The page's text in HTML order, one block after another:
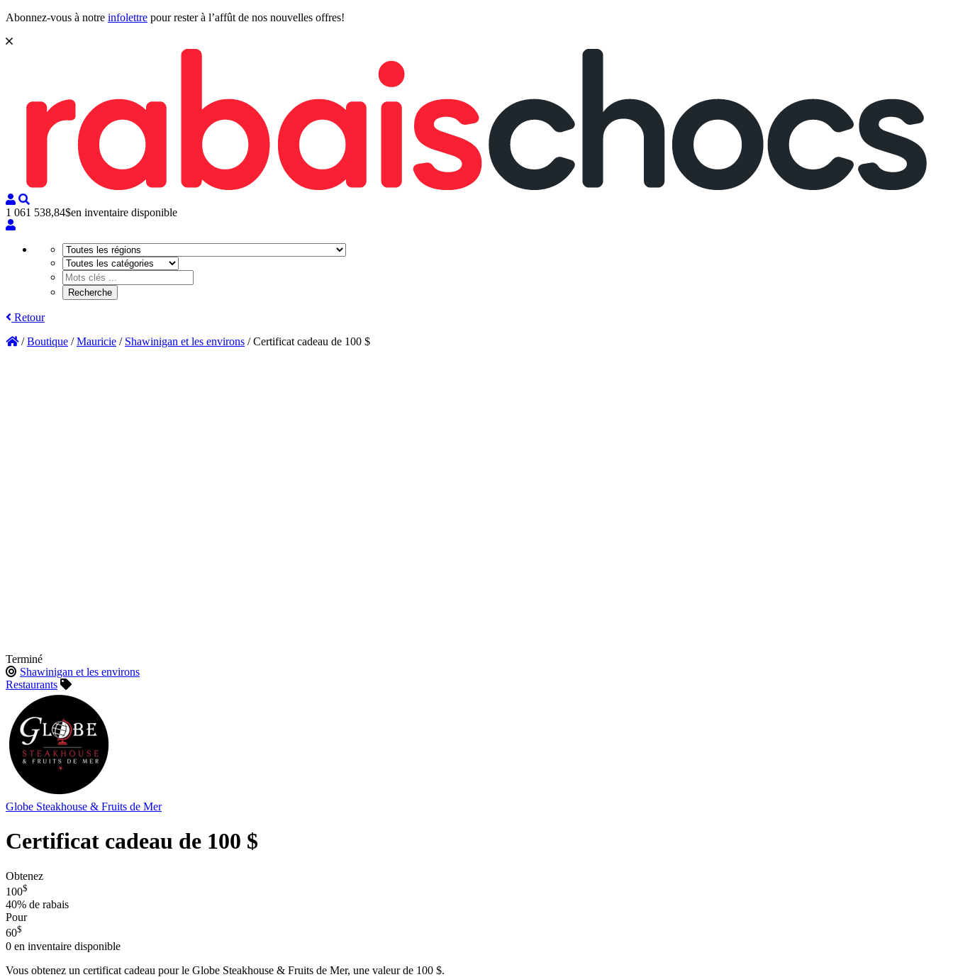
Abonnez-vous à notre infolettre pour rester à l’affût de nos nouvelles offres!
1 061 538,84$en inventaire disponible
Retour
/Boutique /Mauricie / Shawinigan et les environs /Certificat cadeau de 100 $
Terminé
Shawinigan et les environs
Restaurants
Globe Steakhouse & Fruits de Mer
Certificat cadeau de 100 $
Obtenez
100$
40% de rabais
Pour
60$
0 en inventaire disponible
Vous obtenez un certificat cadeau pour le Globe Steakhouse & Fruits de Mer, une valeur de 100 $.